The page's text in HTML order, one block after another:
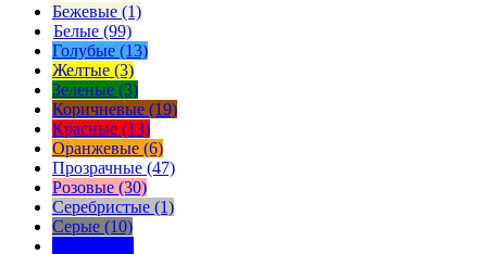
Бежевые (1)
Белые (99)
Голубые (13)
Желтые (3)
Зеленые (3)
Коричневые (19)
Красные (13)
Оранжевые (6)
Прозрачные (47)
Розовые (30)
Серебристые (1)
Серые (10)